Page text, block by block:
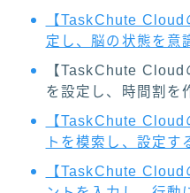
【TaskChute
定し、脳の状態を意
【TaskChute
を設定し、時間割を
【TaskChute
トを模索し、設定す
【TaskChute